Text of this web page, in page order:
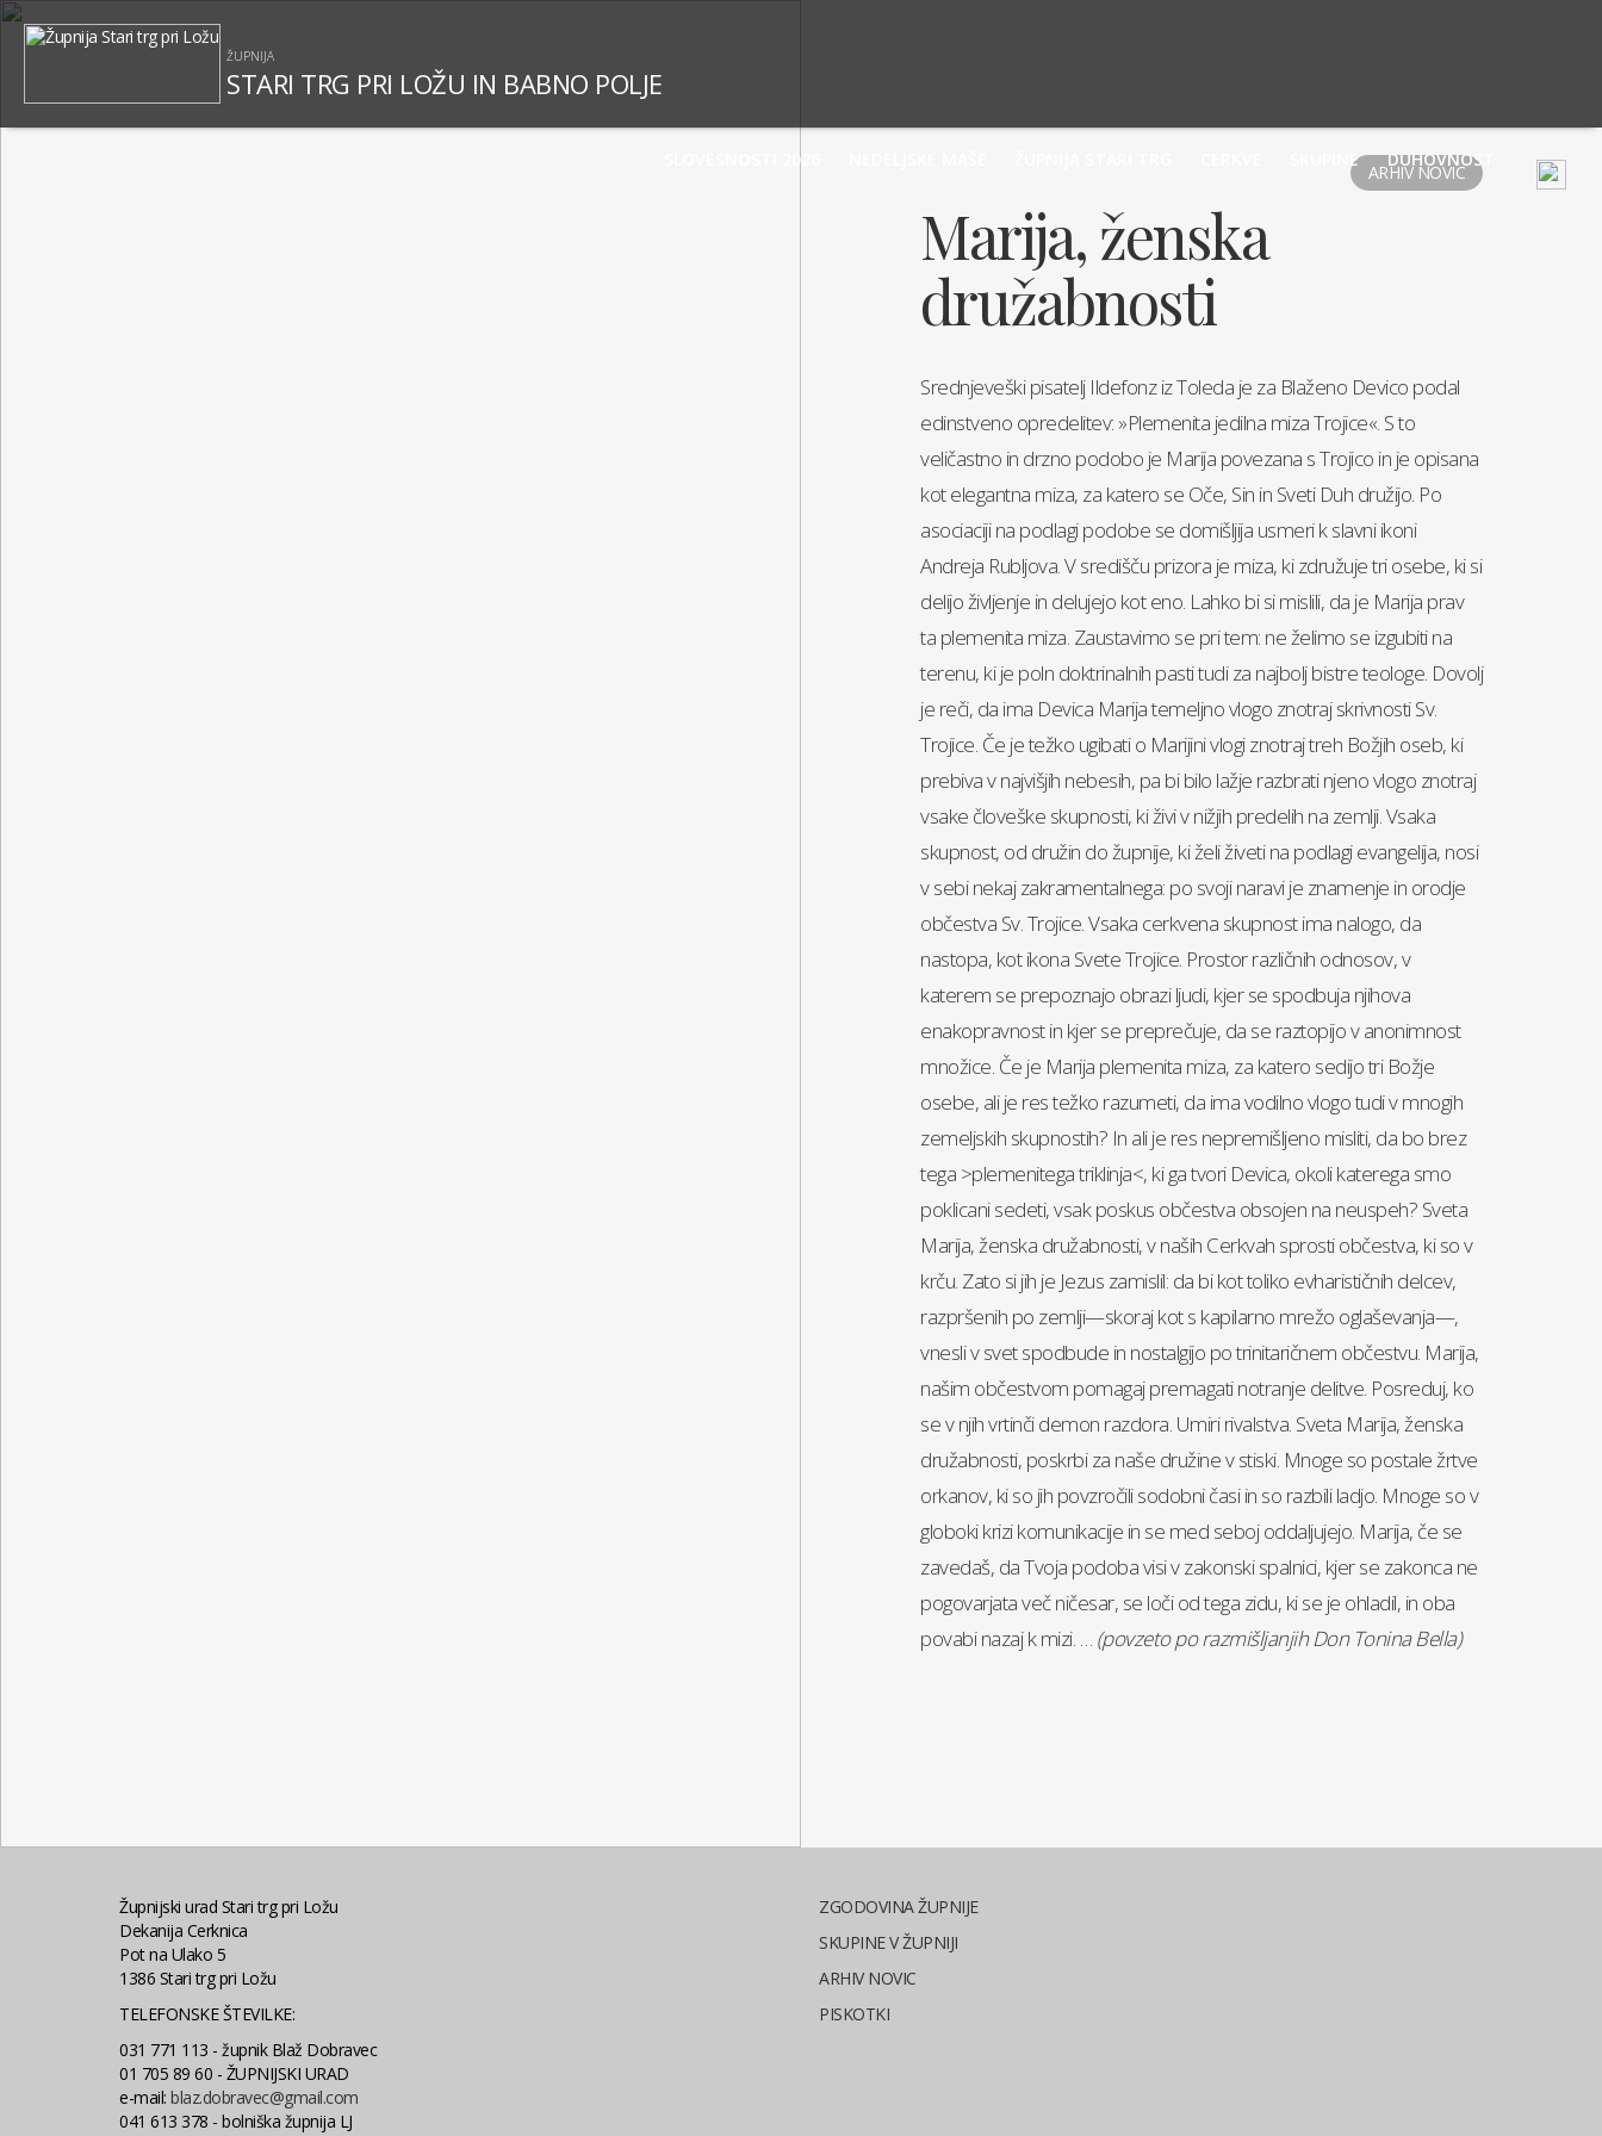
ŽUPNIJA
STARI TRG PRI LOŽU IN BABNO POLJE
SLOVESNOSTI 2026 SKUPINE DUHOVNOST
ARHIV NOVIC
Marija, ženska
družabnosti
Srednjeveški pisatelj Ildefonz iz Toleda je za Blaženo Devico podal
edinstveno opredelitev: »Plemenita jedilna miza Trojice«. S to
veličastno in drzno podobo je Marija povezana s Trojico in je opisana
kot elegantna miza, za katero se Oče, Sin in Sveti Duh družijo. Po
asociaciji na podlagi podobe se domišljija usmeri k slavni ikoni
Andreja Rubljova. V središču prizora je miza, ki združuje tri osebe, ki si
delijo življenje in delujejo kot eno. Lahko bi si mislili, da je Marija prav
ta plemenita miza. Zaustavimo se pri tem: ne želimo se izgubiti na
terenu, ki je poln doktrinalnih pasti tudi za najbolj bistre teologe. Dovolj
je reči, da ima Devica Marija temeljno vlogo znotraj skrivnosti Sv.
Trojice. Če je težko ugibati o Marijini vlogi znotraj treh Božjih oseb, ki
prebiva v najvišjih nebesih, pa bi bilo lažje razbrati njeno vlogo znotraj
vsake človeške skupnosti, ki živi v nižjih predelih na zemlji. Vsaka
skupnost, od družin do župnije, ki želi živeti na podlagi evangelija, nosi
v sebi nekaj zakramentalnega: po svoji naravi je znamenje in orodje
občestva Sv. Trojice. Vsaka cerkvena skupnost ima nalogo, da
nastopa, kot ikona Svete Trojice. Prostor različnih odnosov, v
katerem se prepoznajo obrazi ljudi, kjer se spodbuja njihova
enakopravnost in kjer se preprečuje, da se raztopijo v anonimnost
množice. Če je Marija plemenita miza, za katero sedijo tri Božje
osebe, ali je res težko razumeti, da ima vodilno vlogo tudi v mnogih
zemeljskih skupnostih? In ali je res nepremišljeno misliti, da bo brez
tega >plemenitega triklinja<, ki ga tvori Devica, okoli katerega smo
poklicani sedeti, vsak poskus občestva obsojen na neuspeh? Sveta
Marija, ženska družabnosti, v naših Cerkvah sprosti občestva, ki so v
krču. Zato si jih je Jezus zamislil: da bi kot toliko evharističnih delcev,
razpršenih po zemlji—skoraj kot s kapilarno mrežo oglaševanja—,
vnesli v svet spodbude in nostalgijo po trinitaričnem občestvu. Marija,
našim občestvom pomagaj premagati notranje delitve. Posreduj, ko
se v njih vrtinči demon razdora. Umiri rivalstva. Sveta Marija, ženska
družabnosti, poskrbi za naše družine v stiski. Mnoge so postale žrtve
orkanov, ki so jih povzročili sodobni časi in so razbili ladjo. Mnoge so v
globoki krizi komunikacije in se med seboj oddaljujejo. Marija, če se
zavedaš, da Tvoja podoba visi v zakonski spalnici, kjer se zakonca ne
pogovarjata več ničesar, se loči od tega zidu, ki se je ohladil, in oba
povabi nazaj k mizi. … (povzeto po razmišljanjih Don Tonina Bella)
Župnijski urad Stari trg pri Ložu
Dekanija Cerknica
Pot na Ulako 5
1386 Stari trg pri Ložu
TELEFONSKE ŠTEVILKE:
031 771 113 - župnik Blaž Dobravec
01 705 89 60 - ŽUPNIJSKI URAD
e-mail: blaz.dobravec@gmail.com
041 613 378 - bolniška župnija LJ
ZGODOVINA ŽUPNIJE
SKUPINE V ŽUPNIJI
ARHIV NOVIC
PISKOTKI